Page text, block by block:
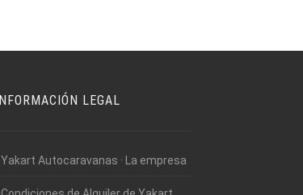
LEGAL
Yakart Autocaravanas · La empresa